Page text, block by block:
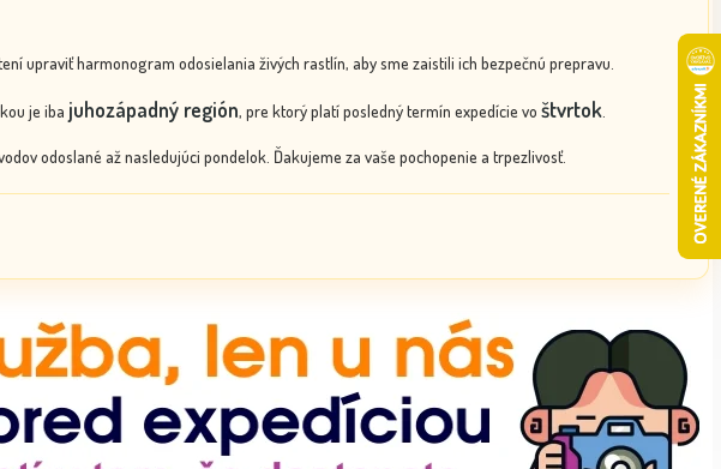
upraviť harmonogram odosielania živých rastlín, aby sme zaistili ich bezpečnú prepravu.
je iba juhozápadný región, pre ktorý platí posledný termín expedície vo štvrtok.
odoslané až nasledujúci pondelok. Ďakujeme za vaše pochopenie a trpezlivosť.